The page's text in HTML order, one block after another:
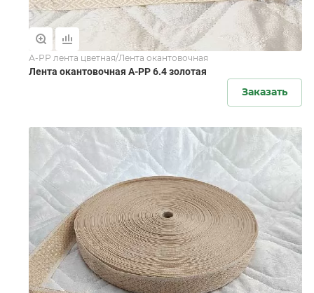
А-РР лента цветная/Лента окантовочная
Лента окантовочная А-PР 6.4 золотая
Заказать